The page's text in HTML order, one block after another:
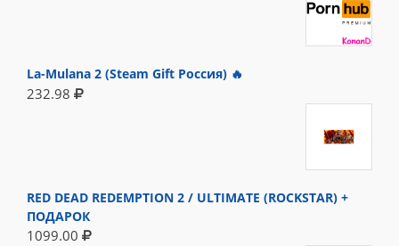
La-Mulana 2 (Steam Gift Россия) 🔥
232.98
RED DEAD REDEMPTION 2 / ULTIMATE (ROCKSTAR) +
ПОДАРОК
1099.00